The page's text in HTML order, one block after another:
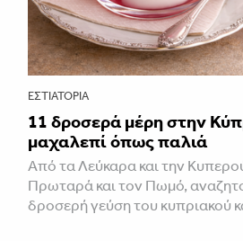
ΕΣΤΙΑΤΌΡΙΑ
11 δροσερά μέρη στην
μαχαλεπί όπως παλιά
Από τα Λεύκαρα και την
Πρωταρά και τον Πωμό,
δροσερή γεύση του κυπριακού